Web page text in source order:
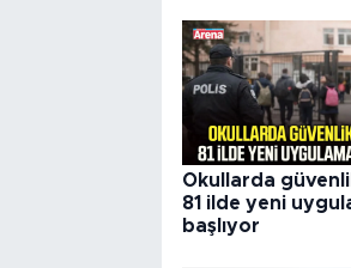
Okullarda
81 ilde yeni
başlıyor